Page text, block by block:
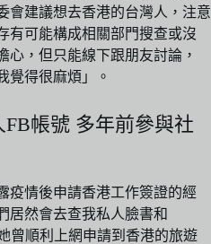
會建議想去香港的台灣人，注意
有可能構成相關部門搜查或沒
心，但只能線下跟朋友討論，
覺得很麻煩」。
帳號 多年前參與社
疫情後申請香港工作簽證的經
居然會去查我私人臉書和
曾順利上網申請到香港的旅遊